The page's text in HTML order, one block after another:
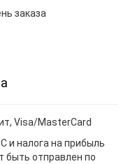
заказа
Visa/MasterCard
и налога на прибыль
быть отправлен по